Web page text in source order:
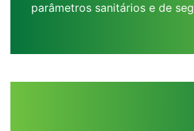
parâmetros sanitários e de